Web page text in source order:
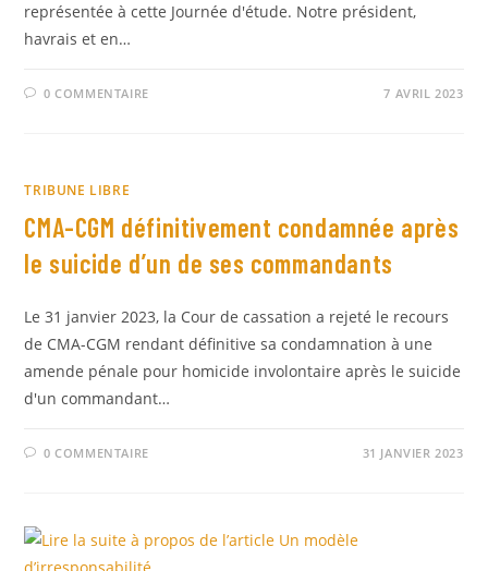
représentée à cette Journée d'étude. Notre président,
havrais et en…
0 COMMENTAIRE 7 AVRIL 2023
TRIBUNE LIBRE
CMA-CGM définitivement condamnée après
le suicide d’un de ses commandants
Le 31 janvier 2023, la Cour de cassation a rejeté le recours
de CMA-CGM rendant définitive sa condamnation à une
amende pénale pour homicide involontaire après le suicide
d'un commandant…
0 COMMENTAIRE 31 JANVIER 2023